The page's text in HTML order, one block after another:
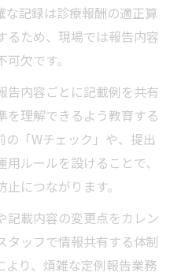
な記録は診療報酬の適正算
るため、現場では報告内容
欠です。
告内容ごとに記載例を共有
を理解できるよう教育する
の「Wチェック」や、提出
ルールを設けることで、
につながります。
記載内容の変更点をカレン
タッフで情報共有する体制
より、煩雑な定例報告業務